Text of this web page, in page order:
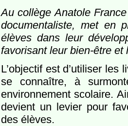
Au collège Anatole
documentaliste, met en
élèves dans leur
favorisant leur bien-être et
L’objectif est d’utiliser
se connaître, à
environnement scolaire.
devient un levier pour
des élèves.